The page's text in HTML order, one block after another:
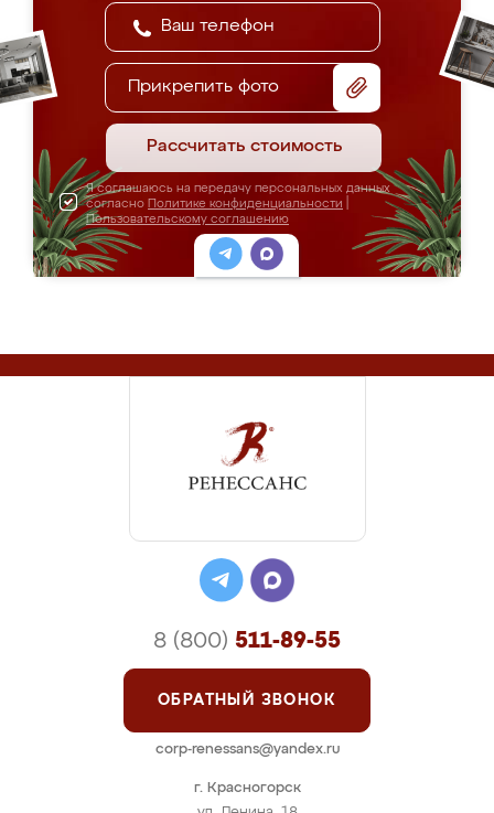
Прикрепить фото
Рассчитать стоимость
Я соглашаюсь на передачу персональных данных
согласно Политике конфиденциальности
Пользовательскому соглашению
г. Красногорск
8 (800) 511-89-55
ОБРАТНЫЙ ЗВОНОК
corp-renessans@yandex.ru